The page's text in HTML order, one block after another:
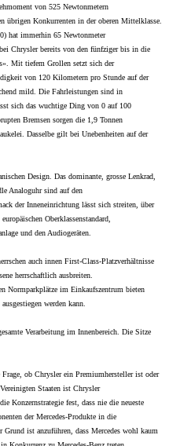
von 525 Newtonmetern
übrigen Konkurrenten in der oberen Mittelklasse.
hat immerhin 65 Newtonmeter
Chrysler bereits von den fünfziger bis in die
Mit tiefem Grollen setzt sich der
von 120 Kilometern pro Stunde auf der
mild. Die Fahrleistungen sind in
sich das wuchtige Ding von 0 auf 100
Bremsen sorgen die 1,9 Tonnen
Dasselbe gilt bei Unebenheiten auf der
Design. Das dominante, grosse Lenkrad,
Analoguhr sind auf den
der Inneneinrichtung lässt sich streiten, über
Oberklassenstandard,
und den Audiogeräten.
auch innen First-Class-Platzverhältnisse
herrschaftlich ausbreiten.
Normparkplätze im Einkaufszentrum bieten
werden kann.
Verarbeitung im Innenbereich. Die Sitze
ob Chrysler ein Premiumhersteller ist oder
Staaten ist Chrysler
Konzernstrategie fest, dass nie die neueste
der Mercedes-Produkte in die
ist anzuführen, dass Mercedes wohl kaum